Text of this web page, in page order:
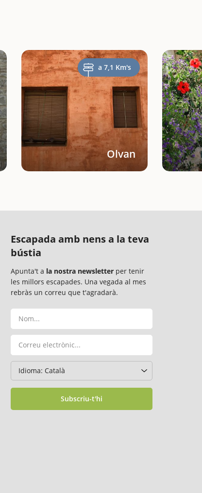
a 7,1 Km's
Olvan
Escapada amb nens a la teva
bústia
Apunta't a la nostra newsletter per tenir
les millors escapades. Una vegada al mes
rebràs un correu que t'agradarà.
Subscriu-t'hi